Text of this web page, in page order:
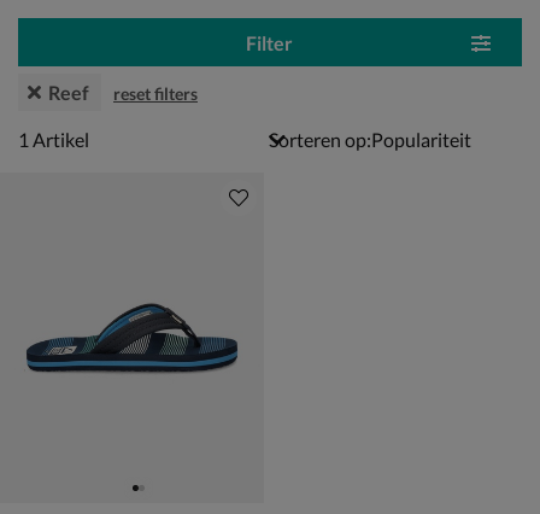
Filter
Reef reset filters
1 artikel
1 Artikel Sorteren op: